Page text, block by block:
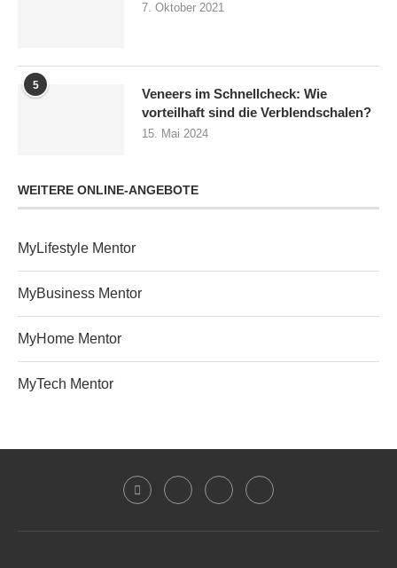
7. Oktober 2021
5
Veneers im Schnellcheck: Wie
vorteilhaft sind die Verblendschalen?
15. Mai 2024
WEITERE ONLINE-ANGEBOTE
MyLifestyle Mentor
MyBusiness Mentor
MyHome Mentor
MyTech Mentor